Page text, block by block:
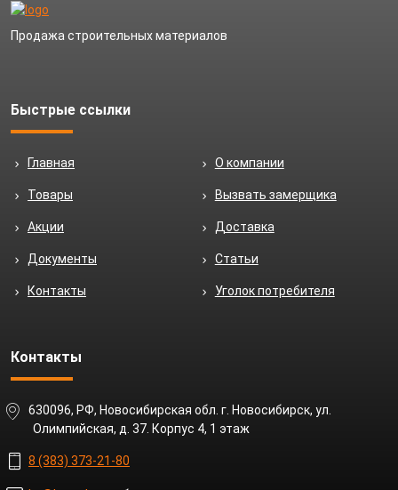
Продажа строительных материалов
Быстрые ссылки
Главная О компании
Товары Вызвать замерщика
Акции Доставка
Документы Статьи
Контакты Уголок потребителя
Контакты
630096, РФ, Новосибирская обл. г. Новосибирск, ул.
Олимпийская, д. 37. Корпус 4, 1 этаж
8 (383) 373-21-80